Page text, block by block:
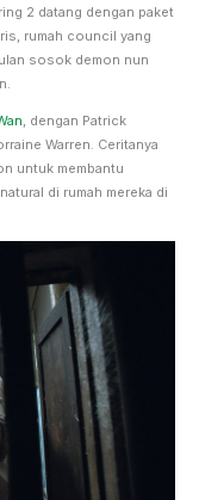
2 datang dengan paket
rumah council yang
sosok demon nun
, dengan Patrick
Warren. Ceritanya
untuk membantu
di rumah mereka di